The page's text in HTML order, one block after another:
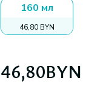
160 мл
46,80 BYN
46,80BYN